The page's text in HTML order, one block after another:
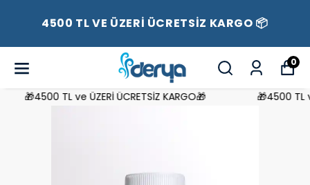
4500 TL VE ÜZERİ ÜCRETSİZ KARGO 📦
0
🎁4500 TL ve ÜZERİ ÜCRETSİZ KARGO🎁 🎁4500 TL